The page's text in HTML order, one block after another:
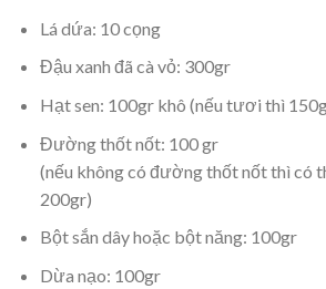
Lá dứa: 10 cọng
Đậu xanh đã cà vỏ: 300gr
Hạt sen: 100gr khô (nếu tươi thì
Đường thốt nốt: 100 gr
(nếu không có đường thốt nốt thì có
200gr)
Bột sắn dây hoặc bột năng: 100gr
Dừa nạo: 100gr